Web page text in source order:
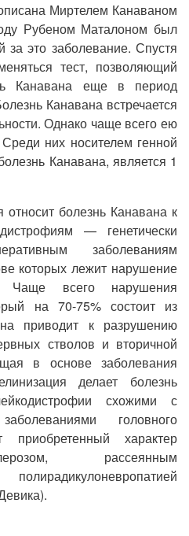
Миртелем Канаваном
Рубеном Маталоном был
это заболевание. Спустя
тест, позволяющий
Канавана еще в период
Канавана встречается
Однако чаще всего ею
них носителем генной
Канавана, является 1
болезнь Канавана к
— генетически
заболеваниям
которых лежит нарушение
Чаще всего нарушения
на 70-75% состоит из
приводит к разрушению
стволов и вторичной
в основе заболевания
делает болезнь
схожими с
головного
характер
рассеянным